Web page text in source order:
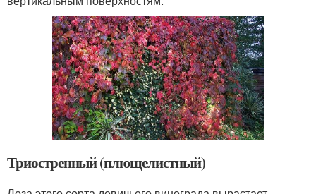
Триостренный (плющелистный)